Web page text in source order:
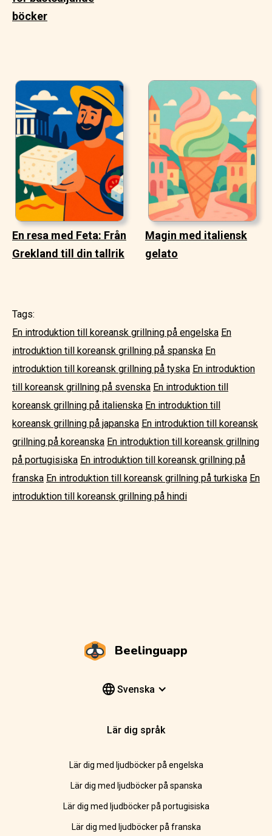
böcker
En resa med Feta: Från
Grekland till din tallrik
Magin med italiensk
gelato
Tags:
En introduktion till koreansk grillning på engelska En
introduktion till koreansk grillning på spanska En
introduktion till koreansk grillning på tyska En introduktion
till koreansk grillning på svenska En introduktion till
koreansk grillning på italienska En introduktion till
koreansk grillning på japanska En introduktion till koreansk
grillning på koreanska En introduktion till koreansk grillning
på portugisiska En introduktion till koreansk grillning på
franska En introduktion till koreansk grillning på turkiska En
introduktion till koreansk grillning på hindi
Beelinguapp
Svenska
Lär dig språk
Lär dig med ljudböcker på engelska
Lär dig med ljudböcker på spanska
Lär dig med ljudböcker på portugisiska
Lär dig med ljudböcker på franska